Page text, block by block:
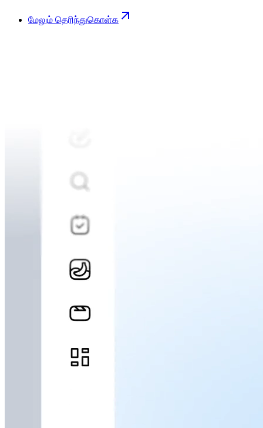
மேலும் தெரிந்துகொள்க